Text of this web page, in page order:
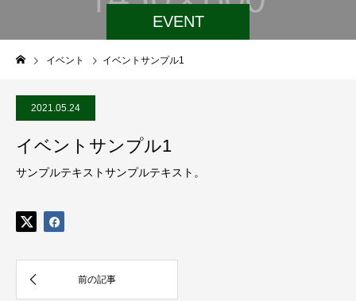
EVENT
イベント イベントサンプル1
2021.05.24
イベントサンプル1
サンプルテキストサンプルテキスト。